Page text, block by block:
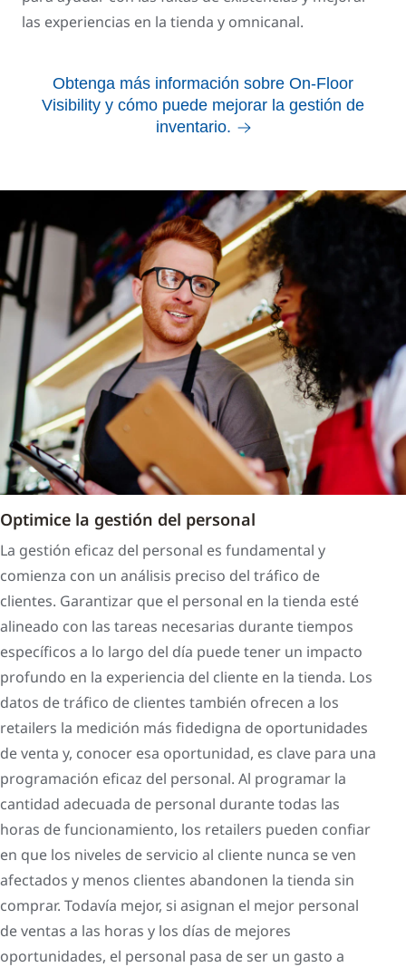
las experiencias en la tienda y omnicanal.
Obtenga más información sobre On-Floor
Visibility y cómo puede mejorar la gestión de
inventario.
Optimice la gestión del personal
La gestión eficaz del personal es fundamental y
comienza con un análisis preciso del tráfico de
clientes. Garantizar que el personal en la tienda esté
alineado con las tareas necesarias durante tiempos
específicos a lo largo del día puede tener un impacto
profundo en la experiencia del cliente en la tienda. Los
datos de tráfico de clientes también ofrecen a los
retailers la medición más fidedigna de oportunidades
de venta y, conocer esa oportunidad, es clave para una
programación eficaz del personal. Al programar la
cantidad adecuada de personal durante todas las
horas de funcionamiento, los retailers pueden confiar
en que los niveles de servicio al cliente nunca se ven
afectados y menos clientes abandonen la tienda sin
comprar. Todavía mejor, si asignan el mejor personal
de ventas a las horas y los días de mejores
oportunidades, el personal pasa de ser un gasto a